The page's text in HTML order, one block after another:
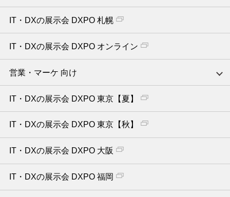
IT・DXの展示会 DXPO 札幌
IT・DXの展示会 DXPO オンライン
営業・マーケ 向け
IT・DXの展示会 DXPO 東京【夏】
IT・DXの展示会 DXPO 東京【秋】
IT・DXの展示会 DXPO 大阪
IT・DXの展示会 DXPO 福岡